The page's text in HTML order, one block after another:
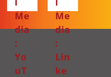
ok
am
Me
dia
:
Yo
uT
Me
dia
:
Lin
ke